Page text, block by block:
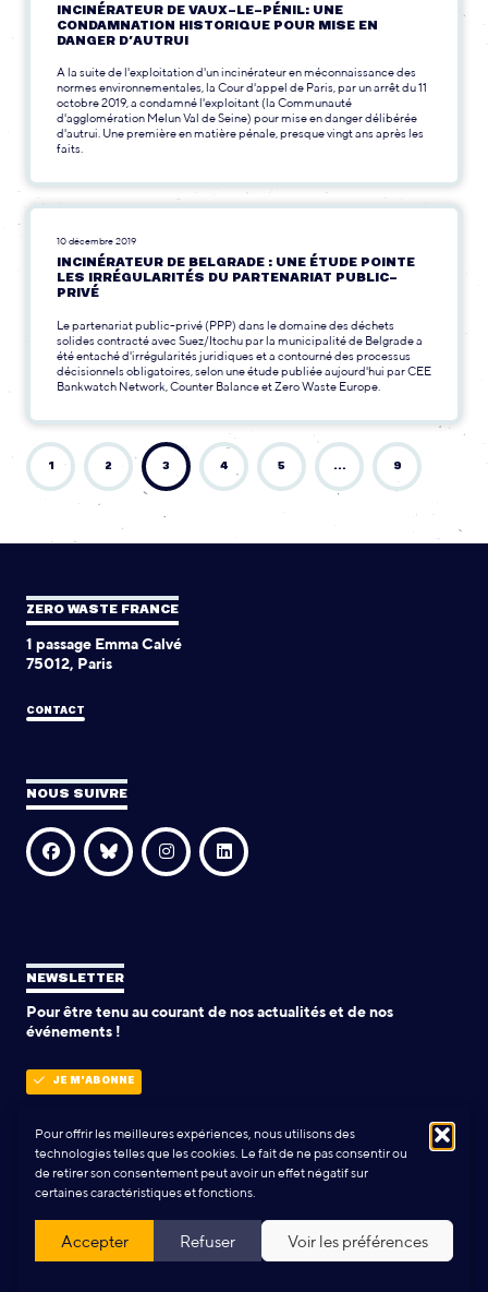
Pour offrir les meilleures expériences, nous utilisons des
technologies telles que les cookies. Le fait de ne pas consentir ou
de retirer son consentement peut avoir un effet négatif sur
certaines caractéristiques et fonctions.
Accepter Refuser Voir les préférences
INCINÉRATEUR DE VAUX-LE-PÉNIL: UNE
CONDAMNATION HISTORIQUE POUR MISE EN
DANGER D’AUTRUI
A la suite de l'exploitation d'un incinérateur en méconnaissance des
normes environnementales, la Cour d'appel de Paris, par un arrêt du 11
octobre 2019, a condamné l'exploitant (la Communauté
d'agglomération Melun Val de Seine) pour mise en danger délibérée
d'autrui. Une première en matière pénale, presque vingt ans après les
faits.
10 décembre 2019
INCINÉRATEUR DE BELGRADE : UNE ÉTUDE POINTE
LES IRRÉGULARITÉS DU PARTENARIAT PUBLIC-
PRIVÉ
Le partenariat public-privé (PPP) dans le domaine des déchets
solides contracté avec Suez/Itochu par la municipalité de Belgrade a
été entaché d'irrégularités juridiques et a contourné des processus
décisionnels obligatoires, selon une étude publiée aujourd'hui par CEE
Bankwatch Network, Counter Balance et Zero Waste Europe.
1 2 3 4 5 … 9
ZERO WASTE FRANCE
1 passage Emma Calvé
75012, Paris
CONTACT
NOUS SUIVRE
NEWSLETTER
Pour être tenu au courant de nos actualités et de nos
événements !
JE M'ABONNE
POLITIQUE DE CONFIDENTIALITÉ